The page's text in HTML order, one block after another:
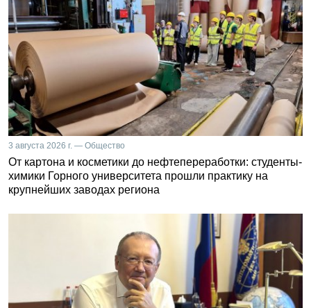
3 августа 2026 г. — Общество
От картона и косметики до нефтепереработки: студенты-
химики Горного университета прошли практику на
крупнейших заводах региона